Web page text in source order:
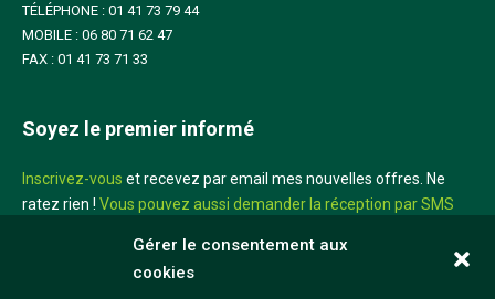
Gérer le consentement aux
cookies
TÉLÉPHONE : 01 41 73 79 44
MOBILE : 06 80 71 62 47
FAX : 01 41 73 71 33
Soyez le premier informé
Inscrivez-vous et recevez par email mes nouvelles offres. Ne
ratez rien ! Vous pouvez aussi demander la réception par SMS